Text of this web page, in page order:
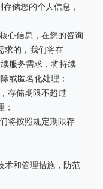
储您的个人信息，
心信息，在您的咨询
求的，我们将在
服务需求，将持续
或匿名化处理；
存储期限不超过
；
将按照规定期限存
术和管理措施，防范